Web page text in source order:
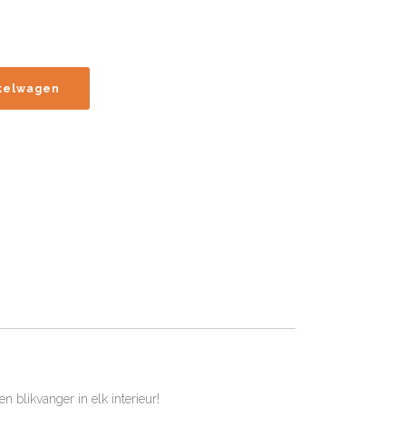
blikvanger in elk interieur!